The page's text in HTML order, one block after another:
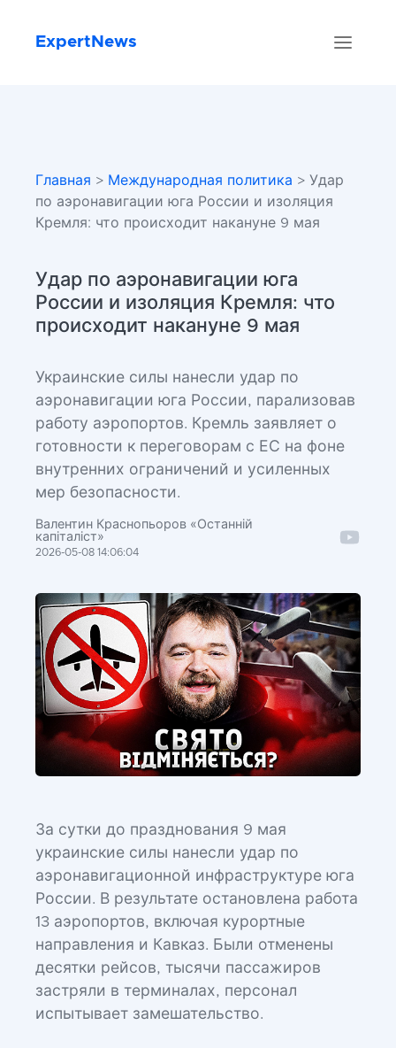
ExpertNews
Главная > Международная политика > Удар
по аэронавигации юга России и изоляция
Кремля: что происходит накануне 9 мая
Удар по аэронавигации юга
России и изоляция Кремля: что
происходит накануне 9 мая
Украинские силы нанесли удар по
аэронавигации юга России, парализовав
работу аэропортов. Кремль заявляет о
готовности к переговорам с ЕС на фоне
внутренних ограничений и усиленных
мер безопасности.
Валентин Краснопьоров «Останній
капіталіст»
2026-05-08 14:06:04
За сутки до празднования 9 мая
украинские силы нанесли удар по
аэронавигационной инфраструктуре юга
России. В результате остановлена работа
13 аэропортов, включая курортные
направления и Кавказ. Были отменены
десятки рейсов, тысячи пассажиров
застряли в терминалах, персонал
испытывает замешательство.